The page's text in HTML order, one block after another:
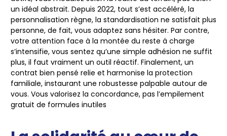
un idéal abstrait. Depuis 2022, tout s’est accéléré, la
personnalisation règne, la standardisation ne satisfait plus
personne, de fait, vous adaptez sans hésiter. Par contre,
votre attention face à la montée du reste à charge
s’intensifie, vous sentez qu’une simple adhésion ne suffit
plus, il faut vraiment un outil réactif. Finalement, un
contrat bien pensé relie et harmonise la protection
familiale, instaurant une robustesse palpable autour de
vous. Vous valorisez la concordance, pas l’empilement
gratuit de formules inutiles